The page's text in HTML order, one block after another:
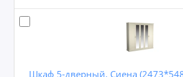
Шкаф 5-дверный, Сиена